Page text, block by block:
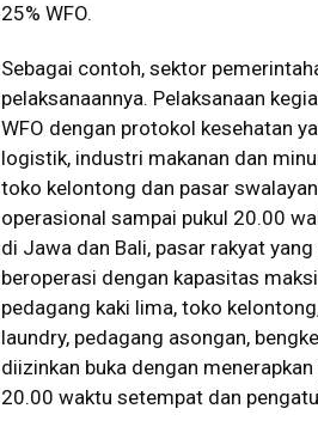
25% WFO.
Sebagai contoh, sektor
pelaksanaannya. Pelaksanaan
WFO dengan protokol kesehatan
logistik, industri makanan dan
toko kelontong dan pasar
operasional sampai pukul 20.00
di Jawa dan Bali, pasar rakyat
beroperasi dengan kapasitas
pedagang kaki lima, toko
laundry, pedagang asongan,
diizinkan buka dengan
20.00 waktu setempat dan